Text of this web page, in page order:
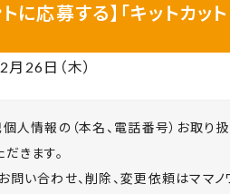
トに応募する】「キットカッ
26日（木）
個人情報の（本名、電話番号）お取
きます。
問い合わせ、削除、変更依頼はママ